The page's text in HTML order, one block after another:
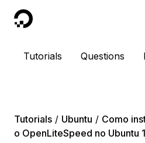
DigitalOcean
Tutorials Questions
Tutorials Ubuntu
Como
o OpenLiteSpeed no Ubuntu